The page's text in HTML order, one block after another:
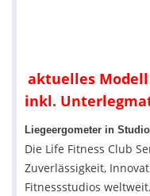
aktuelles Modell
inkl.
Liegeergometer in
Die Life Fitness Club
Zuverlässigkeit,
Fitnessstudios